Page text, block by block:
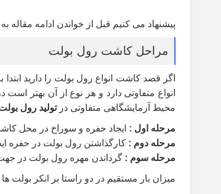
پیشنهاد می کنیم قبل از خواندن ادامه مقاله
مراحل کاشت رول بولت
اگر قصد کاشت انواع رول بولت را دارید
انواع متفاوتی دارد و هر نوع از آن بهتر
محیط آزمایشگاهی متفاوتی در تولید رول
مرحله اول : ایجاد حفره و سوراخ در محل
مرحله دوم : کارگذاشتن رول بولت در حفره
مرحله سوم : گرداندن مهره رول بولت در
میزان بار مستقیم در دو راستا بر انکر بولت